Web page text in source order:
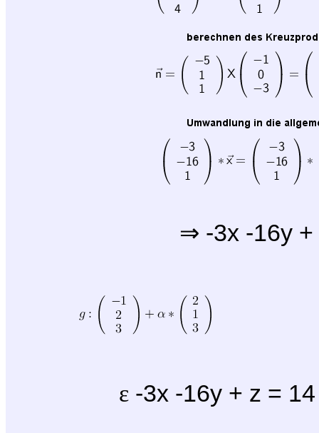
⇒ -3x -16y
ε -3x -16y + z = 14